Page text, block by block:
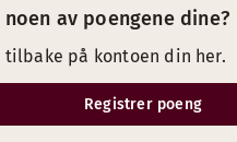
av poengene dine?
tilbake på kontoen din her.
Registrer poeng